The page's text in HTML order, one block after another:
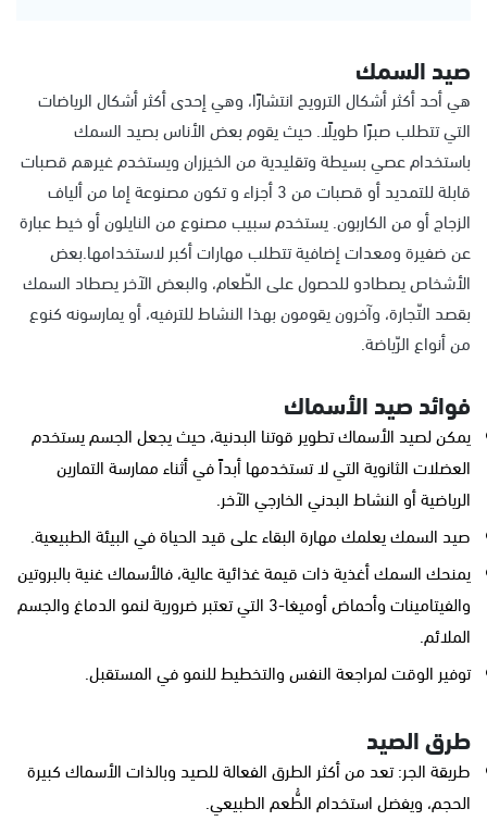
صيد السمك
هي أحد أكثر أشكال الترويح انتشارًا، وهي إحدى أكثر أشكال الرياضات
التي تتطلب صبرًا طويلًا. حيث يقوم بعض الأناس بصيد السمك
باستخدام عصي بسيطة وتقليدية من الخيزران ويستخدم غيرهم قصبات
قابلة للتمديد أو قصبات من 3 أجزاء و تكون مصنوعة إما من ألياف
الزجاج أو من الكاربون. يستخدم سبيب مصنوع من النايلون أو خيط عبارة
عن ضفيرة ومعدات إضافية تتطلب مهارات أكبر لاستخدامها.بعض
الأشخاص يصطادو للحصول على الطّعام، والبعض الآخر يصطاد السمك
بقصد التّجارة، وآخرون يقومون بهذا النشاط للترفيه، أو يمارسونه كنوع
من أنواع الرّياضة.
فوائد صيد الأسماك
يمكن لصيد الأسماك تطوير قوتنا البدنية، حيث يجعل الجسم يستخدم
العضلات الثانوية التي لا تستخدمها أبداً في أثناء ممارسة التمارين
الرياضية أو النشاط البدني الخارجي الآخر.
صيد السمك يعلمك مهارة البقاء على قيد الحياة في البيئة الطبيعية.
يمنحك السمك أغذية ذات قيمة غذائية عالية، فالأسماك غنية بالبروتين
والفيتامينات وأحماض أوميغا-3 التي تعتبر ضرورية لنمو الدماغ والجسم
الملائم.
توفير الوقت لمراجعة النفس والتخطيط للنمو في المستقبل.
طرق الصيد
طريقة الجر: تعد من أكثر الطرق الفعالة للصيد وبالذات الأسماك كبيرة
الحجم، ويفضل استخدام الطُّعم الطبيعي.